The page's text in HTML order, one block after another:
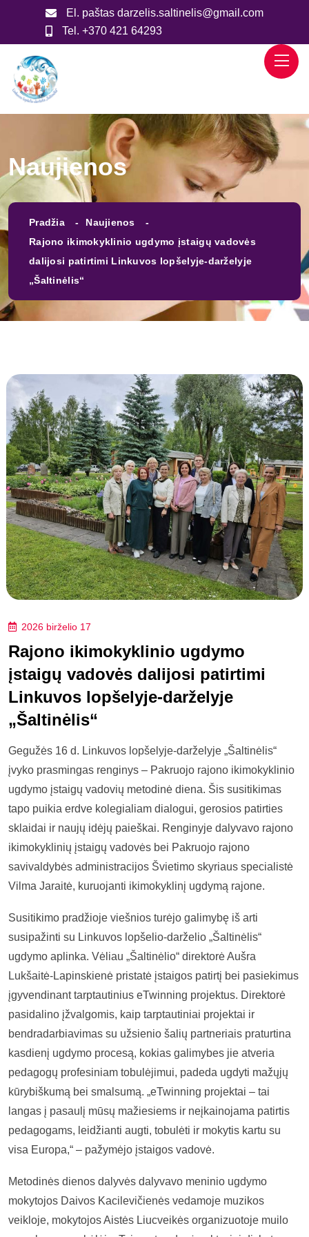
El. paštas darzelis.saltinelis@gmail.com
Tel. +370 421 64293
Naujienos
Pradžia
Naujienos
Rajono ikimokyklinio ugdymo įstaigų vadovės
dalijosi patirtimi Linkuvos lopšelyje-darželyje
„Šaltinėlis“
2026 birželio 17
Rajono ikimokyklinio ugdymo
įstaigų vadovės dalijosi patirtimi
Linkuvos lopšelyje-darželyje
„Šaltinėlis“
Gegužės 16 d. Linkuvos lopšelyje-darželyje „Šaltinėlis“
įvyko prasmingas renginys – Pakruojo rajono ikimokyklinio
ugdymo įstaigų vadovių metodinė diena. Šis susitikimas
tapo puikia erdve kolegialiam dialogui, gerosios patirties
sklaidai ir naujų idėjų paieškai. Renginyje dalyvavo rajono
ikimokyklinių įstaigų vadovės bei Pakruojo rajono
savivaldybės administracijos Švietimo skyriaus specialistė
Vilma Jaraitė, kuruojanti ikimokyklinį ugdymą rajone.
Susitikimo pradžioje viešnios turėjo galimybę iš arti
susipažinti su Linkuvos lopšelio-darželio „Šaltinėlis“
ugdymo aplinka. Vėliau „Šaltinėlio“ direktorė Aušra
Lukšaitė-Lapinskienė pristatė įstaigos patirtį bei pasiekimus
įgyvendinant tarptautinius eTwinning projektus. Direktorė
pasidalino įžvalgomis, kaip tarptautiniai projektai ir
bendradarbiavimas su užsienio šalių partneriais praturtina
kasdienį ugdymo procesą, kokias galimybes jie atveria
pedagogų profesiniam tobulėjimui, padeda ugdyti mažųjų
kūrybiškumą bei smalsumą. „eTwinning projektai – tai
langas į pasaulį mūsų mažiesiems ir neįkainojama patirtis
pedagogams, leidžianti augti, tobulėti ir mokytis kartu su
visa Europa,“ – pažymėjo įstaigos vadovė.
Metodinės dienos dalyvės dalyvavo meninio ugdymo
mokytojos Daivos Kacilevičienės vedamoje muzikos
veikloje, mokytojos Aistės Liucveikės organizuotoje muilo